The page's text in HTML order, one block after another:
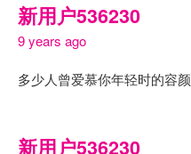
新用户536230
9 years ago
多少人曾爱慕你年轻时的容颜
新用户536230